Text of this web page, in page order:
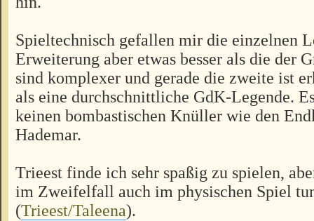
Spieltechnisch gefallen mir die einzelnen
Erweiterung aber etwas besser als die der
sind komplexer und gerade die zweite ist
als eine durchschnittliche GdK-Legende.
keinen bombastischen Knüller wie den
Hademar.
Trieest finde ich sehr spaßig zu spielen,
im Zweifelfall auch im physischen Spiel
(Trieest/Taleena).